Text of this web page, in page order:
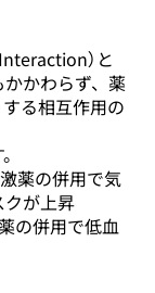
）と
かわらず、薬
る相互作用の
薬の併用で気
が上昇
の併用で低血